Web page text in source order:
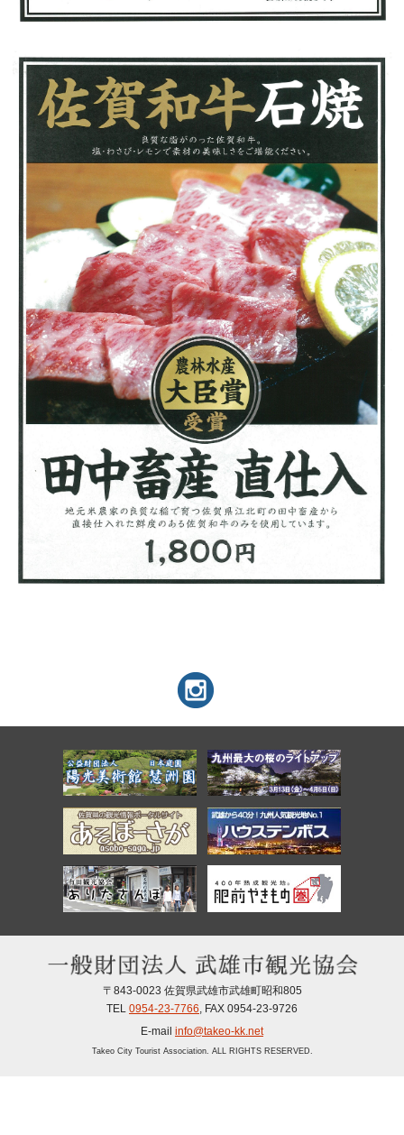
〒843-0023 佐賀県武雄市武雄町昭和805
TEL 0954-23-7766, FAX 0954-23-9726
E-mail info@takeo-kk.net
Takeo City Tourist Association. ALL RIGHTS RESERVED.